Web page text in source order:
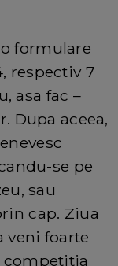
formulare
respectiv 7
asa fac –
Dupa aceea,
se pe
sau
cap. Ziua
veni foarte
competitia